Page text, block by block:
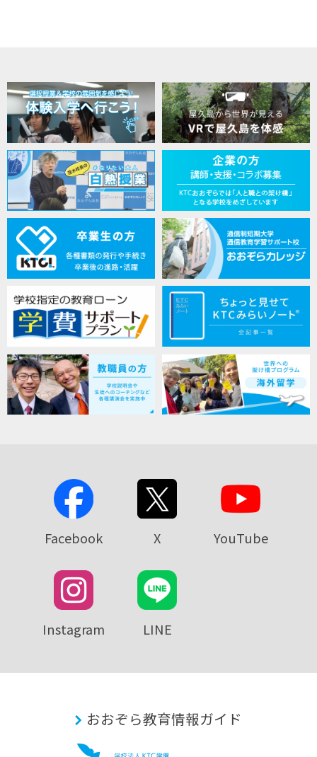
Facebook X YouTube
Instagram LINE
おおぞら教育情報ガイド